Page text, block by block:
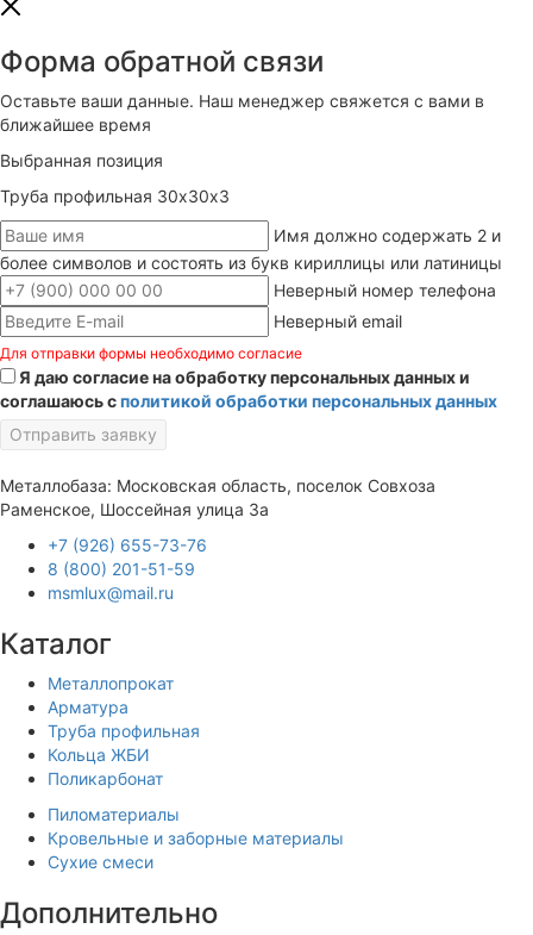
Форма обратной связи
Оставьте ваши данные. Наш менеджер свяжется с вами в
ближайшее время
Выбранная позиция
Труба профильная 30х30х3
Имя должно содержать 2 и
более символов и состоять из букв кириллицы или латиницы
Неверный номер телефона
Неверный email
Для отправки формы необходимо согласие
Я даю согласие на обработку персональных данных и
соглашаюсь сполитикой обработки персональных данных
Отправить заявку
Металлобаза: Московская область, поселок Совхоза
Раменское, Шоссейная улица 3а
+7 (926) 655-73-76
8 (800) 201-51-59
msmlux@mail.ru
Каталог
Металлопрокат
Арматура
Труба профильная
Кольца ЖБИ
Поликарбонат
Пиломатериалы
Кровельные и заборные материалы
Сухие смеси
Дополнительно